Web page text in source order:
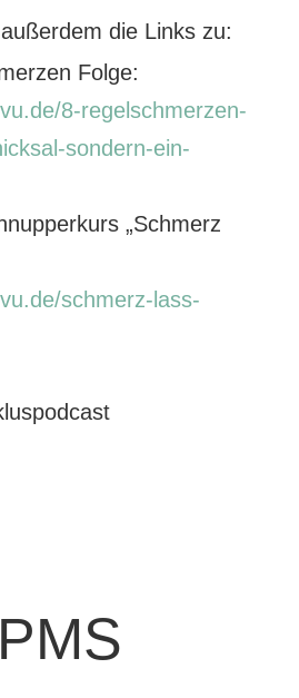
die Links zu:
Folge:
8-regelschmerzen-
sondern-ein-
„Schmerz
schmerz-lass-